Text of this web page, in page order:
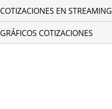
COTIZACIONES EN STREAMING
GRÁFICOS COTIZACIONES